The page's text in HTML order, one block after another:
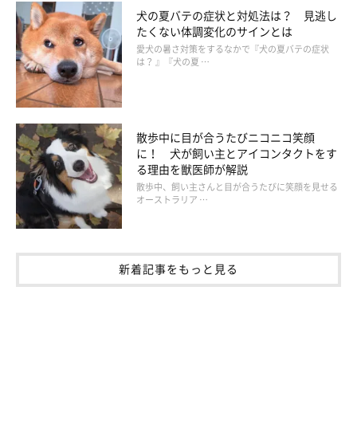
犬の夏バテの症状と対処法は？ 見逃し
たくない体調変化のサインとは
愛犬の暑さ対策をするなかで『犬の夏バテの症状
は？ 』『犬の夏 …
散歩中に目が合うたびニコニコ笑顔
に！ 犬が飼い主とアイコンタクトをす
る理由を獣医師が解説
散歩中、飼い主さんと目が合うたびに笑顔を見せる
オーストラリア …
新着記事をもっと見る